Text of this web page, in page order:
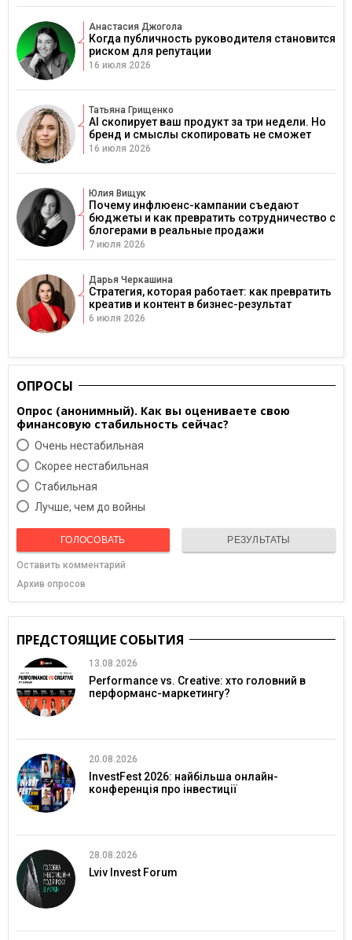
Анастасия Джогола
Когда публичность руководителя становится
риском для репутации
16 июля 2026
Татьяна Грищенко
AI скопирует ваш продукт за три недели. Но
бренд и смыслы скопировать не сможет
16 июля 2026
Юлия Вищук
Почему инфлюенс-кампании съедают
бюджеты и как превратить сотрудничество с
блогерами в реальные продажи
7 июля 2026
Дарья Черкашина
Стратегия, которая работает: как превратить
креатив и контент в бизнес-результат
6 июля 2026
ОПРОСЫ
Опрос (анонимный). Как вы оцениваете свою
финансовую стабильность сейчас?
Очень нестабильная
Скорее нестабильная
Cтабильная
Лучше, чем до войны
ГОЛОСОВАТЬ РЕЗУЛЬТАТЫ
Оставить комментарий
Архив опросов
ПРЕДСТОЯЩИЕ СОБЫТИЯ
13.08.2026
Performance vs. Creative: хто головний в
перформанс-маркетингу?
20.08.2026
InvestFest 2026: найбільша онлайн-
конференція про інвестиції
28.08.2026
Lviv Invest Forum